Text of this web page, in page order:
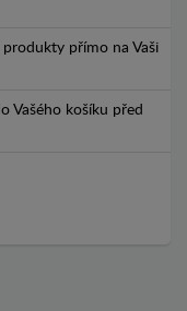
produkty přímo na Vaši
Vašého košíku před